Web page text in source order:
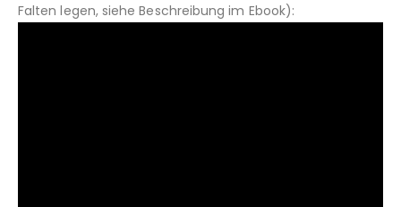
Falten legen, siehe Beschreibung im Ebook):